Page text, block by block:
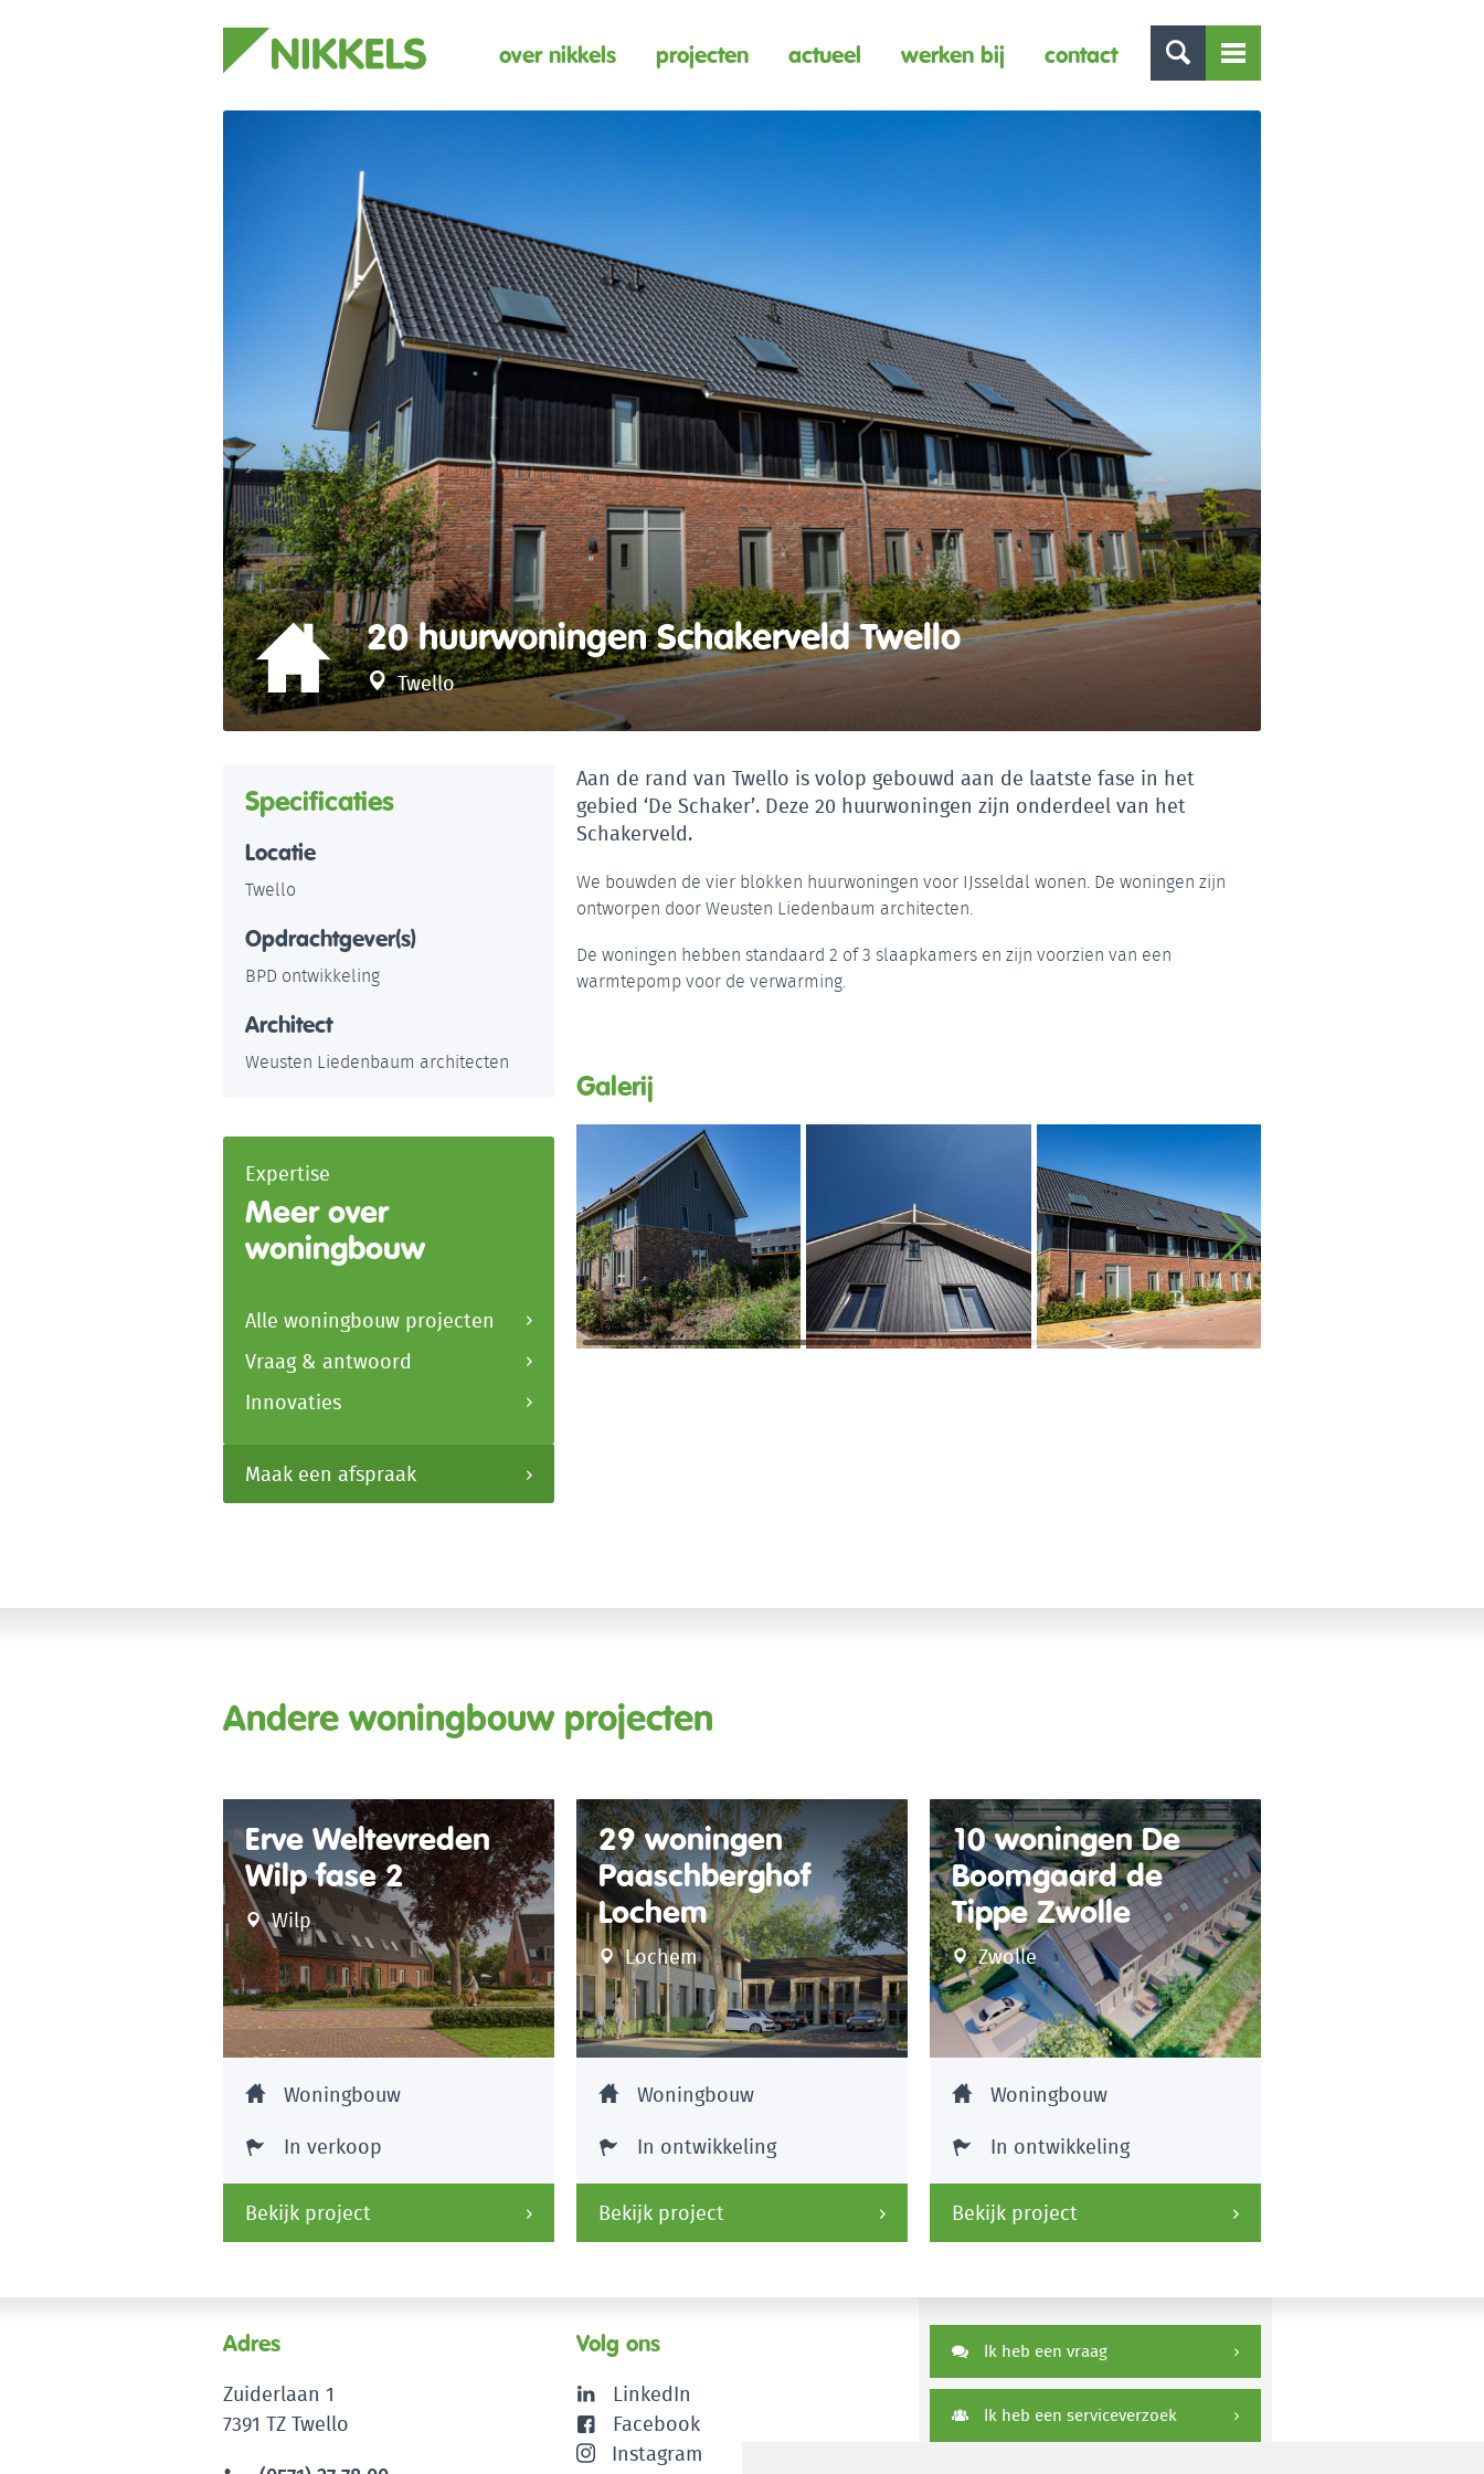
over nikkels projecten actueel werken bij contact
20 huurwoningen Schakerveld Twello
Twello
Aan de rand van Twello is volop gebouwd aan de laatste fase in het
gebied ‘De Schaker’. Deze 20 huurwoningen zijn onderdeel van het
Schakerveld.
We bouwden de vier blokken huurwoningen voor IJsseldal wonen. De woningen zijn
ontworpen door Weusten Liedenbaum architecten.
De woningen hebben standaard 2 of 3 slaapkamers en zijn voorzien van een
warmtepomp voor de verwarming.
Galerij
Specificaties
Locatie
Twello
Opdrachtgever(s)
BPD ontwikkeling
Architect
Weusten Liedenbaum architecten
Expertise
Meer over
woningbouw
Alle woningbouw projecten
Vraag & antwoord
Innovaties
Maak een afspraak
Andere woningbouw projecten
Erve Weltevreden
Wilp fase 2
Wilp
Woningbouw
In verkoop
Bekijk project
29 woningen
Paaschberghof
Lochem
Lochem
Woningbouw
In ontwikkeling
Bekijk project
10 woningen De
Boomgaard de
Tippe Zwolle
Zwolle
Woningbouw
In ontwikkeling
Bekijk project
Adres
Zuiderlaan 1
7391 TZ Twello
Volg ons
LinkedIn
Facebook
Instagram
Ik heb een vraag
Ik heb een serviceverzoek